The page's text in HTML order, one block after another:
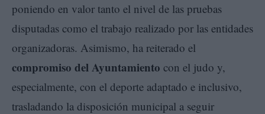
poniendo en valor tanto el nivel de las pruebas
disputadas como el trabajo realizado por las entidades
organizadoras. Asimismo, ha reiterado el
compromiso del Ayuntamiento con el judo y,
especialmente, con el deporte adaptado e inclusivo,
trasladando la disposición municipal a seguir